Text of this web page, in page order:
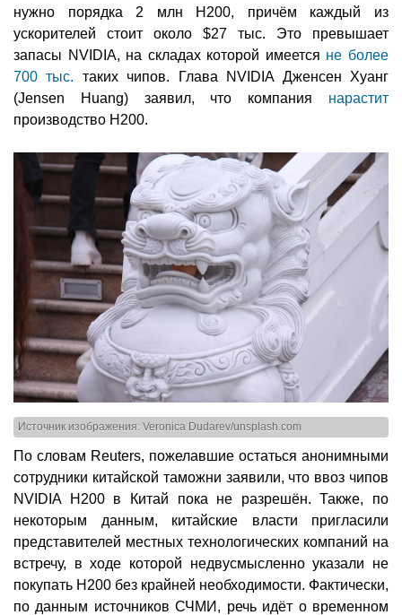
нужно порядка 2 млн H200, причём каждый из
ускорителей стоит около $27 тыс. Это превышает
запасы NVIDIA, на складах которой имеется не более
700 тыс. таких чипов. Глава NVIDIA Дженсен Хуанг
(Jensen Huang) заявил, что компания нарастит
производство H200.
Источник изображения: Veronica Dudarev/unsplash.com
По словам Reuters, пожелавшие остаться анонимными
сотрудники китайской таможни заявили, что ввоз чипов
NVIDIA H200 в Китай пока не разрешён. Также, по
некоторым данным, китайские власти пригласили
представителей местных технологических компаний на
встречу, в ходе которой недвусмысленно указали не
покупать H200 без крайней необходимости. Фактически,
по данным источников СЧМИ, речь идёт о временном